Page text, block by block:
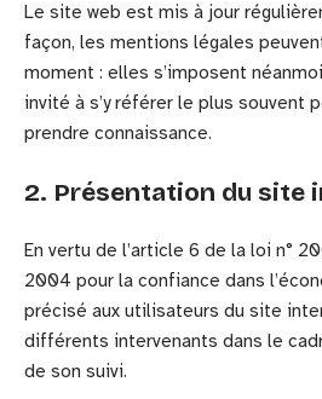
Le site web est mis à jour
façon, les mentions légales
moment : elles s’imposent
invité à s’y référer le plus souvent
prendre connaissance.
2. Présentation du site
En vertu de l’article 6 de la loi n°
2004 pour la confiance dans
précisé aux utilisateurs du site
différents intervenants dans le
de son suivi.